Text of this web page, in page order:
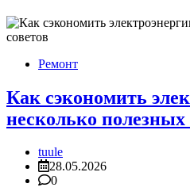
Ремонт
Как сэкономить
несколько полезных
tuule
28.05.2026
0